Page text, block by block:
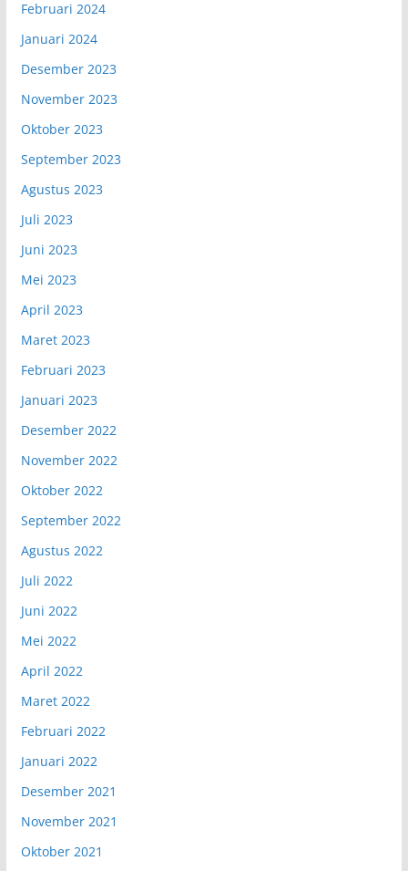
Februari 2024
Januari 2024
Desember 2023
November 2023
Oktober 2023
September 2023
Agustus 2023
Juli 2023
Juni 2023
Mei 2023
April 2023
Maret 2023
Februari 2023
Januari 2023
Desember 2022
November 2022
Oktober 2022
September 2022
Agustus 2022
Juli 2022
Juni 2022
Mei 2022
April 2022
Maret 2022
Februari 2022
Januari 2022
Desember 2021
November 2021
Oktober 2021